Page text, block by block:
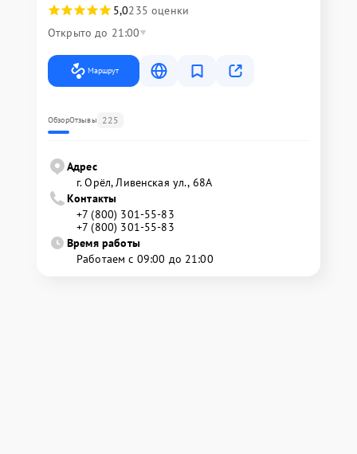
5,0235 оценки
Открыто до 21:00
Маршрут
ОбзорОтзывы 225
Адрес
г. Орёл, Ливенская ул., 68А
Контакты
+7 (800) 301-55-83
+7 (800) 301-55-83
Время работы
Работаем с 09:00 до 21:00